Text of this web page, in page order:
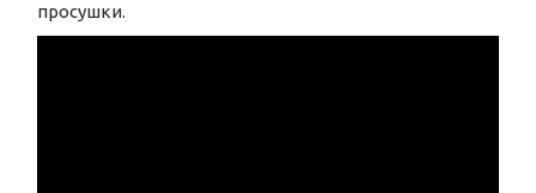
просушки.